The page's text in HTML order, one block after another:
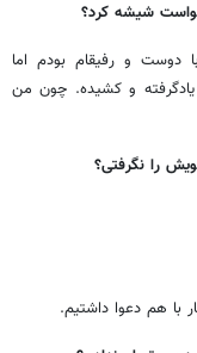
شیشه کرد؟
و رفیقام بودم اما
و کشیده. چون من
را نگرفتی؟
با هم دعوا داشتیم.